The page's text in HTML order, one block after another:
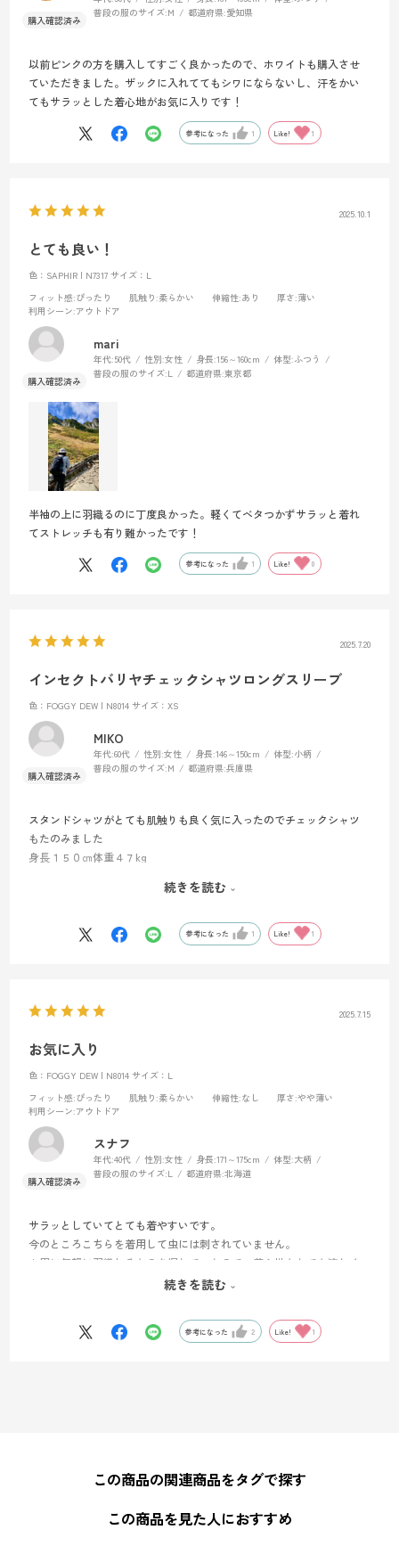
普段の服のサイズ:M 都道府県:愛知県
以前ピンクの方を購入してすごく良かったので、ホワイトも購入させ
ていただきました。ザックに入れててもシワにならないし、汗をかい
てもサラッとした着心地がお気に入りです！
参考になった 1 Like! 1
2025.10.1
とても良い！
色：SAPHIR | N7317 サイズ：L
フィット感:ぴったり 肌触り :柔らかい 伸縮性:あり 厚さ:薄い
利用シーン:アウトドア
mari
年代:50代 性別:女性 身長:156～160cm 体型:ふつう
普段の服のサイズ:L 都道府県:東京都
半袖の上に羽織るのに丁度良かった。軽くてベタつかずサラッと着れ
てストレッチも有り難かったです！
参考になった 1 Like! 0
2025.7.20
インセクトバリヤチェックシャツロングスリーブ
色：FOGGY DEW | N8014 サイズ：XS
MIKO
年代:60代 性別:女性 身長:146～150cm 体型:小柄
普段の服のサイズ:M 都道府県:兵庫県
スタンドシャツがとても肌触りも良く気に入ったのでチェックシャツ
もたのみました
身長１５０㎝体重４７kg
スタンドシャツより若干小さく感じるのでSサイズでも良かった感じが
着心地はとても良いと思うのでハイキング低山登山楽しもうと思いま
続きを読む
参考になった 1 Like! 1
2025.7.15
お気に入り
色：FOGGY DEW | N8014 サイズ：L
フィット感:ぴったり 肌触り :柔らかい 伸縮性:なし 厚さ:やや薄い
利用シーン:アウトドア
スナフ
年代:40代 性別:女性 身長:171～175cm 体型:大柄
普段の服のサイズ:L 都道府県:北海道
サラッとしていてとても着やすいです。
今のところこちらを着用して虫には刺されていません。
山用に気軽に羽織れるものを探していたので、着心地もとても涼しく
続きを読む
参考になった 2 Like! 1
この商品の関連商品をタグで探す
この商品を見た人におすすめ